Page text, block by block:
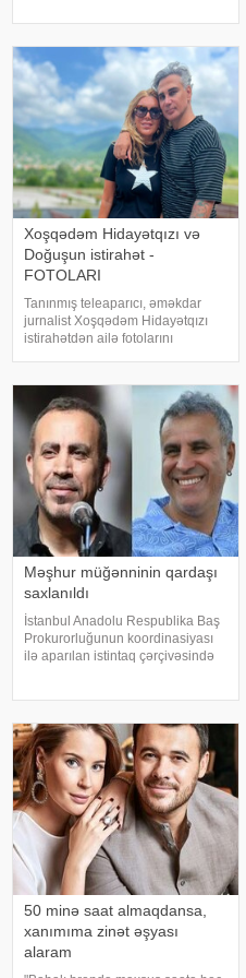
E.Seyidcahan bildirib ki, həmin
layihəd
Xoşqədəm Hidayətqızı və
Doğuşun istirahət -
FOTOLARI
Tanınmış teleaparıcı, əməkdar
jurnalist Xoşqədəm Hidayətqızı
istirahətdən ailə fotolarını
başlığını yazıb. Fotolar böyük
maraqla qarşılanıb. Həmi
Məşhur müğənninin qardaşı
saxlanıldı
İstanbul Anadolu Respublika Baş
Prokurorluğunun koordinasiyası
ilə aparılan istintaq çərçivəsində
vaxtda həyata keçirilə
50 minə saat almaqdansa,
xanımıma zinət əşyası
alaram